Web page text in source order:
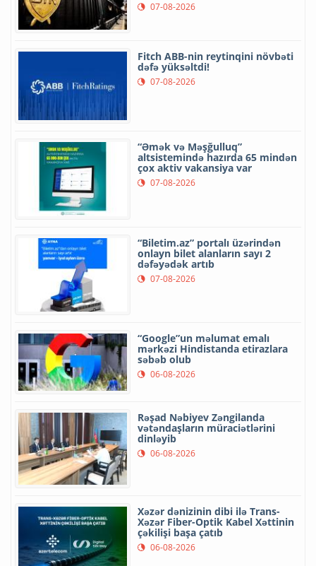
07-08-2026
Fitch ABB-nin reytinqini növbəti
dəfə yüksəltdi!
07-08-2026
“Əmək və Məşğulluq”
altsistemində hazırda 65 mindən
çox aktiv vakansiya var
07-08-2026
“Biletim.az” portalı üzərindən
onlayn bilet alanların sayı 2
dəfəyədək artıb
07-08-2026
“Google”un məlumat emalı
mərkəzi Hindistanda etirazlara
səbəb olub
06-08-2026
Rəşad Nəbiyev Zəngilanda
vətəndaşların müraciətlərini
dinləyib
06-08-2026
Xəzər dənizinin dibi ilə Trans-
Xəzər Fiber-Optik Kabel Xəttinin
çəkilişi başa çatıb
06-08-2026